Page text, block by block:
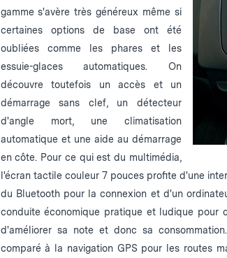
gamme s'avère très généreux même si
certaines options de base ont été
oubliées comme les phares et les
essuie-glaces automatiques. On
découvre toutefois un accès et un
démarrage sans clef, un détecteur
d'angle mort, une climatisation
automatique et une aide au démarrage
en côte. Pour ce qui est du multimédia,
l'écran tactile couleur 7 pouces profite d'une
du Bluetooth pour la connexion et d'un
conduite économique pratique et ludique pour
d'améliorer sa note et donc sa
comparé à la navigation GPS pour les routes